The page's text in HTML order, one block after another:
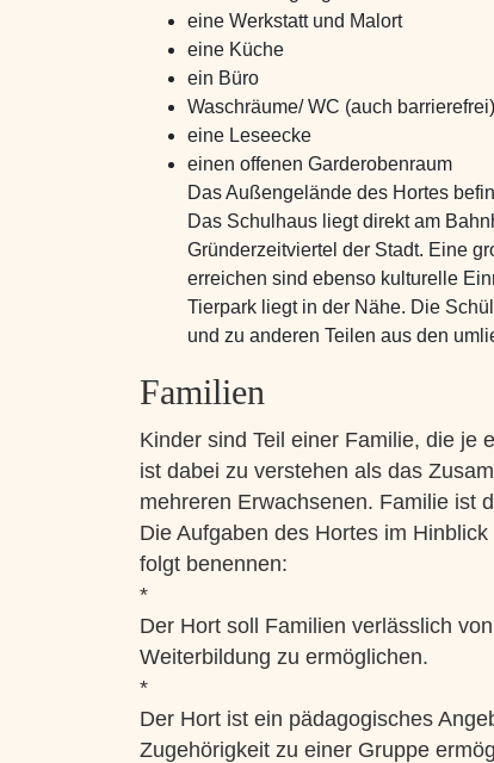
eine Werkstatt und Malort
eine Küche
ein Büro
Waschräume/ WC (auch barrierefrei)
eine Leseecke
einen offenen Garderobenraum
Das Außengelände des Hortes
Das Schulhaus liegt direkt am
Gründerzeitviertel der Stadt. Eine
erreichen sind ebenso kulturelle
Tierpark liegt in der Nähe. Die
und zu anderen Teilen aus den
Familien
Kinder sind Teil einer Familie, die je
ist dabei zu verstehen als das
mehreren Erwachsenen. Familie ist
Die Aufgaben des Hortes im
folgt benennen:
*
Der Hort soll Familien verlässlich
Weiterbildung zu ermöglichen.
*
Der Hort ist ein pädagogisches
Zugehörigkeit zu einer Gruppe